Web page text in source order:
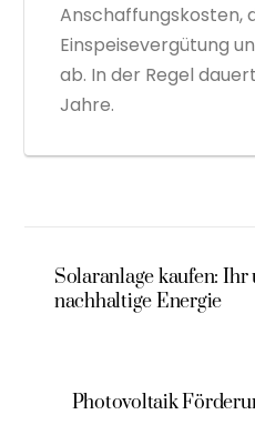
Anschaffungskosten,
Einspeisevergütung
ab. In der Regel
Jahre.
Solaranlage kaufen:
nachhaltige Energie
Photovoltaik